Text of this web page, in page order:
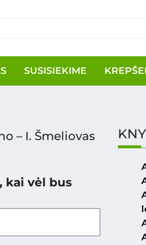
SUSISIEKIME
– I. Šmeliovas
kai vėl bus